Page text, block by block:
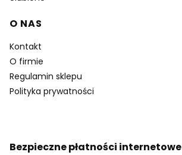
O NAS
Kontakt
O firmie
Regulamin sklepu
Polityka prywatności
Bezpieczne płatności internetowe